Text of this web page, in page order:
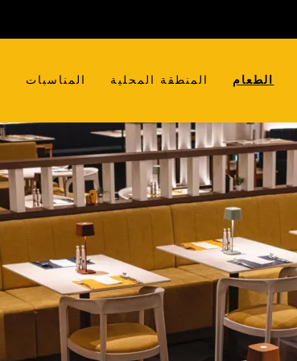
الطعام المنطقة المحلية المناسبات